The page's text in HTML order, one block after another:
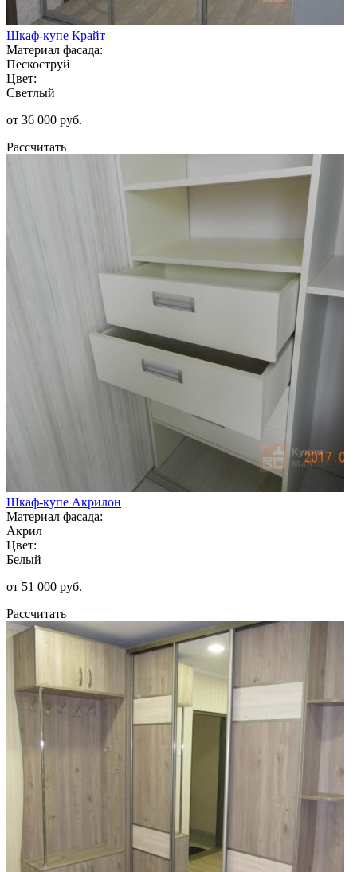
Шкаф-купе Крайт
Материал фасада:
Пескоструй
Цвет:
Светлый
от 36 000 руб.
Рассчитать
Шкаф-купе Акрилон
Материал фасада:
Акрил
Цвет:
Белый
от 51 000 руб.
Рассчитать